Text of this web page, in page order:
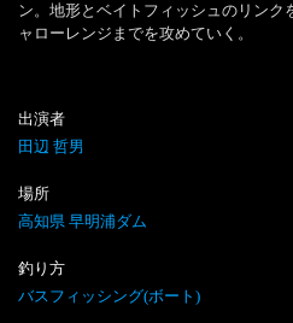
ン。地形とベイトフィッシュのリンク
ャローレンジまでを攻めていく。
出演者
田辺 哲男
場所
高知県 早明浦ダム
釣り方
バスフィッシング(ボート)